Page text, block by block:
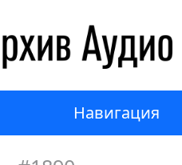
Навигация